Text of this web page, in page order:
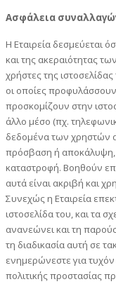
Ασφάλεια
Η Εταιρεία δεσμεύεται
και της ακεραιότητας
χρήστες της ιστοσελίδας
οι οποίες
προσκομίζουν στην
άλλο μέσο (πχ.
δεδομένα των χρηστών
πρόσβαση ή αποκάλυψη,
καταστροφή. Βοηθούν
αυτά είναι ακριβή και
Συνεχώς η Εταιρεία
ιστοσελίδα του, και τα
ανανεώνει και τη
τη διαδικασία αυτή σε
ενημερώνεστε για
πολιτικής προστασίας